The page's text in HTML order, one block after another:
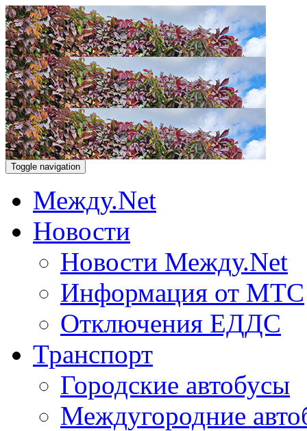
Toggle navigation
Между.Net
Новости
Новости Между.Net
Информация от МТС
Отключения ЕДДС
Транспорт
Городские автобусы
Междугородние